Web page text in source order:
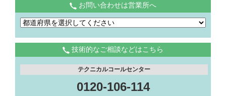
お問い合わせは営業所へ
技術的なご相談などはこちら
テクニカルコールセンター
0120-106-114